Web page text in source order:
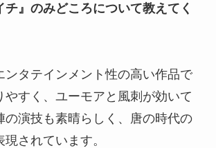
』のみどころについて教えてく
ンタテインメント性の高い作品で
やすく、ユーモアと風刺が効いて
の演技も素晴らしく、唐の時代の
されています。